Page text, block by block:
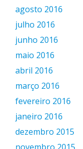
agosto 2016
julho 2016
junho 2016
maio 2016
abril 2016
março 2016
fevereiro 2016
janeiro 2016
dezembro 2015